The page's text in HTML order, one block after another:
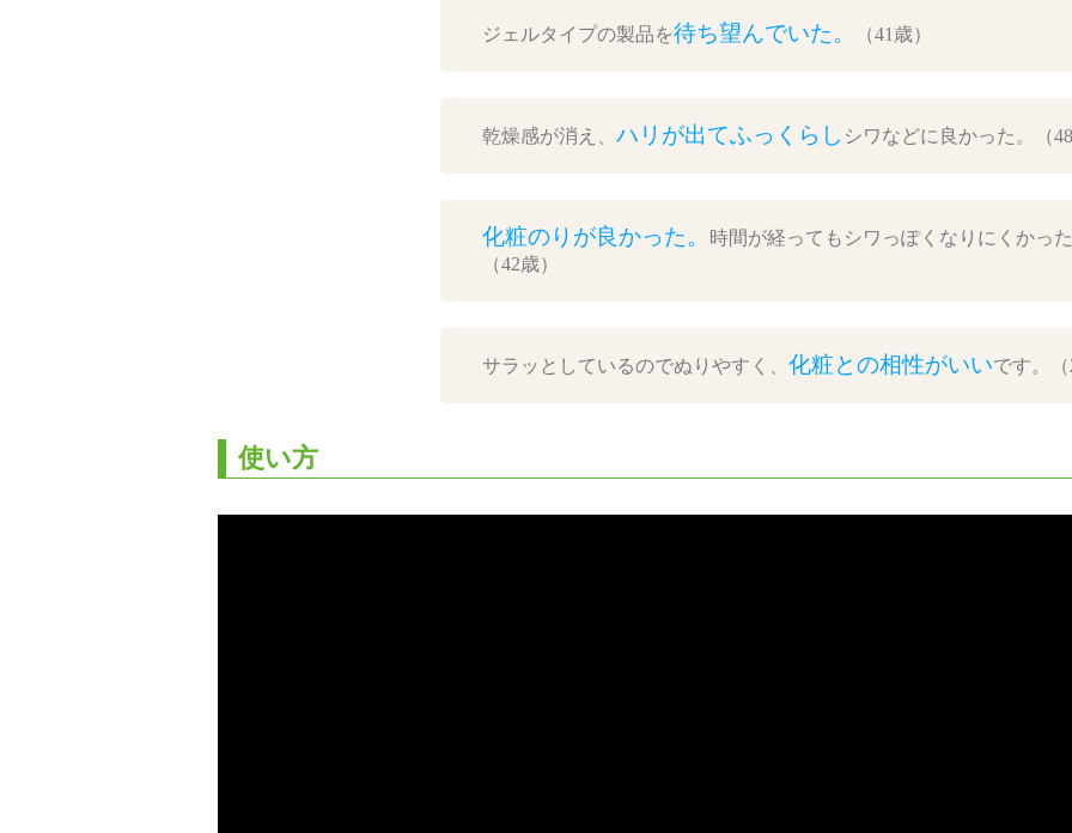
ジェルタイプの製品を待ち望んでいた。 （41歳）
乾燥感が消え、 ハリが出てふっくらし シワなどに良かった。（
化粧のりが良かった。
時間が経ってもシワっぽくなりにくかっ
（42歳）
サラッとしているのでぬりやすく、 化粧との相性がいいです。
使い方